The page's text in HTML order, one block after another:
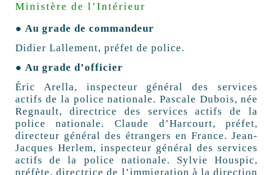
Ministère de l’Intérieur
● Au grade de commandeur
Didier Lallement, préfet de police.
● Au grade d’officier
Éric Arella, inspecteur général des services
actifs de la police nationale. Pascale Dubois, née
Regnault, directrice des services actifs de la
police nationale. Claude d’Harcourt, préfet,
directeur général des étrangers en France. Jean-
Jacques Herlem, inspecteur général des services
actifs de la police nationale. Sylvie Houspic,
préfète, directrice de l’immigration à la direction